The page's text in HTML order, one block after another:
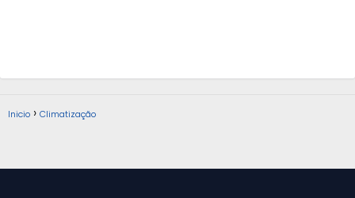
Inicio Climatização